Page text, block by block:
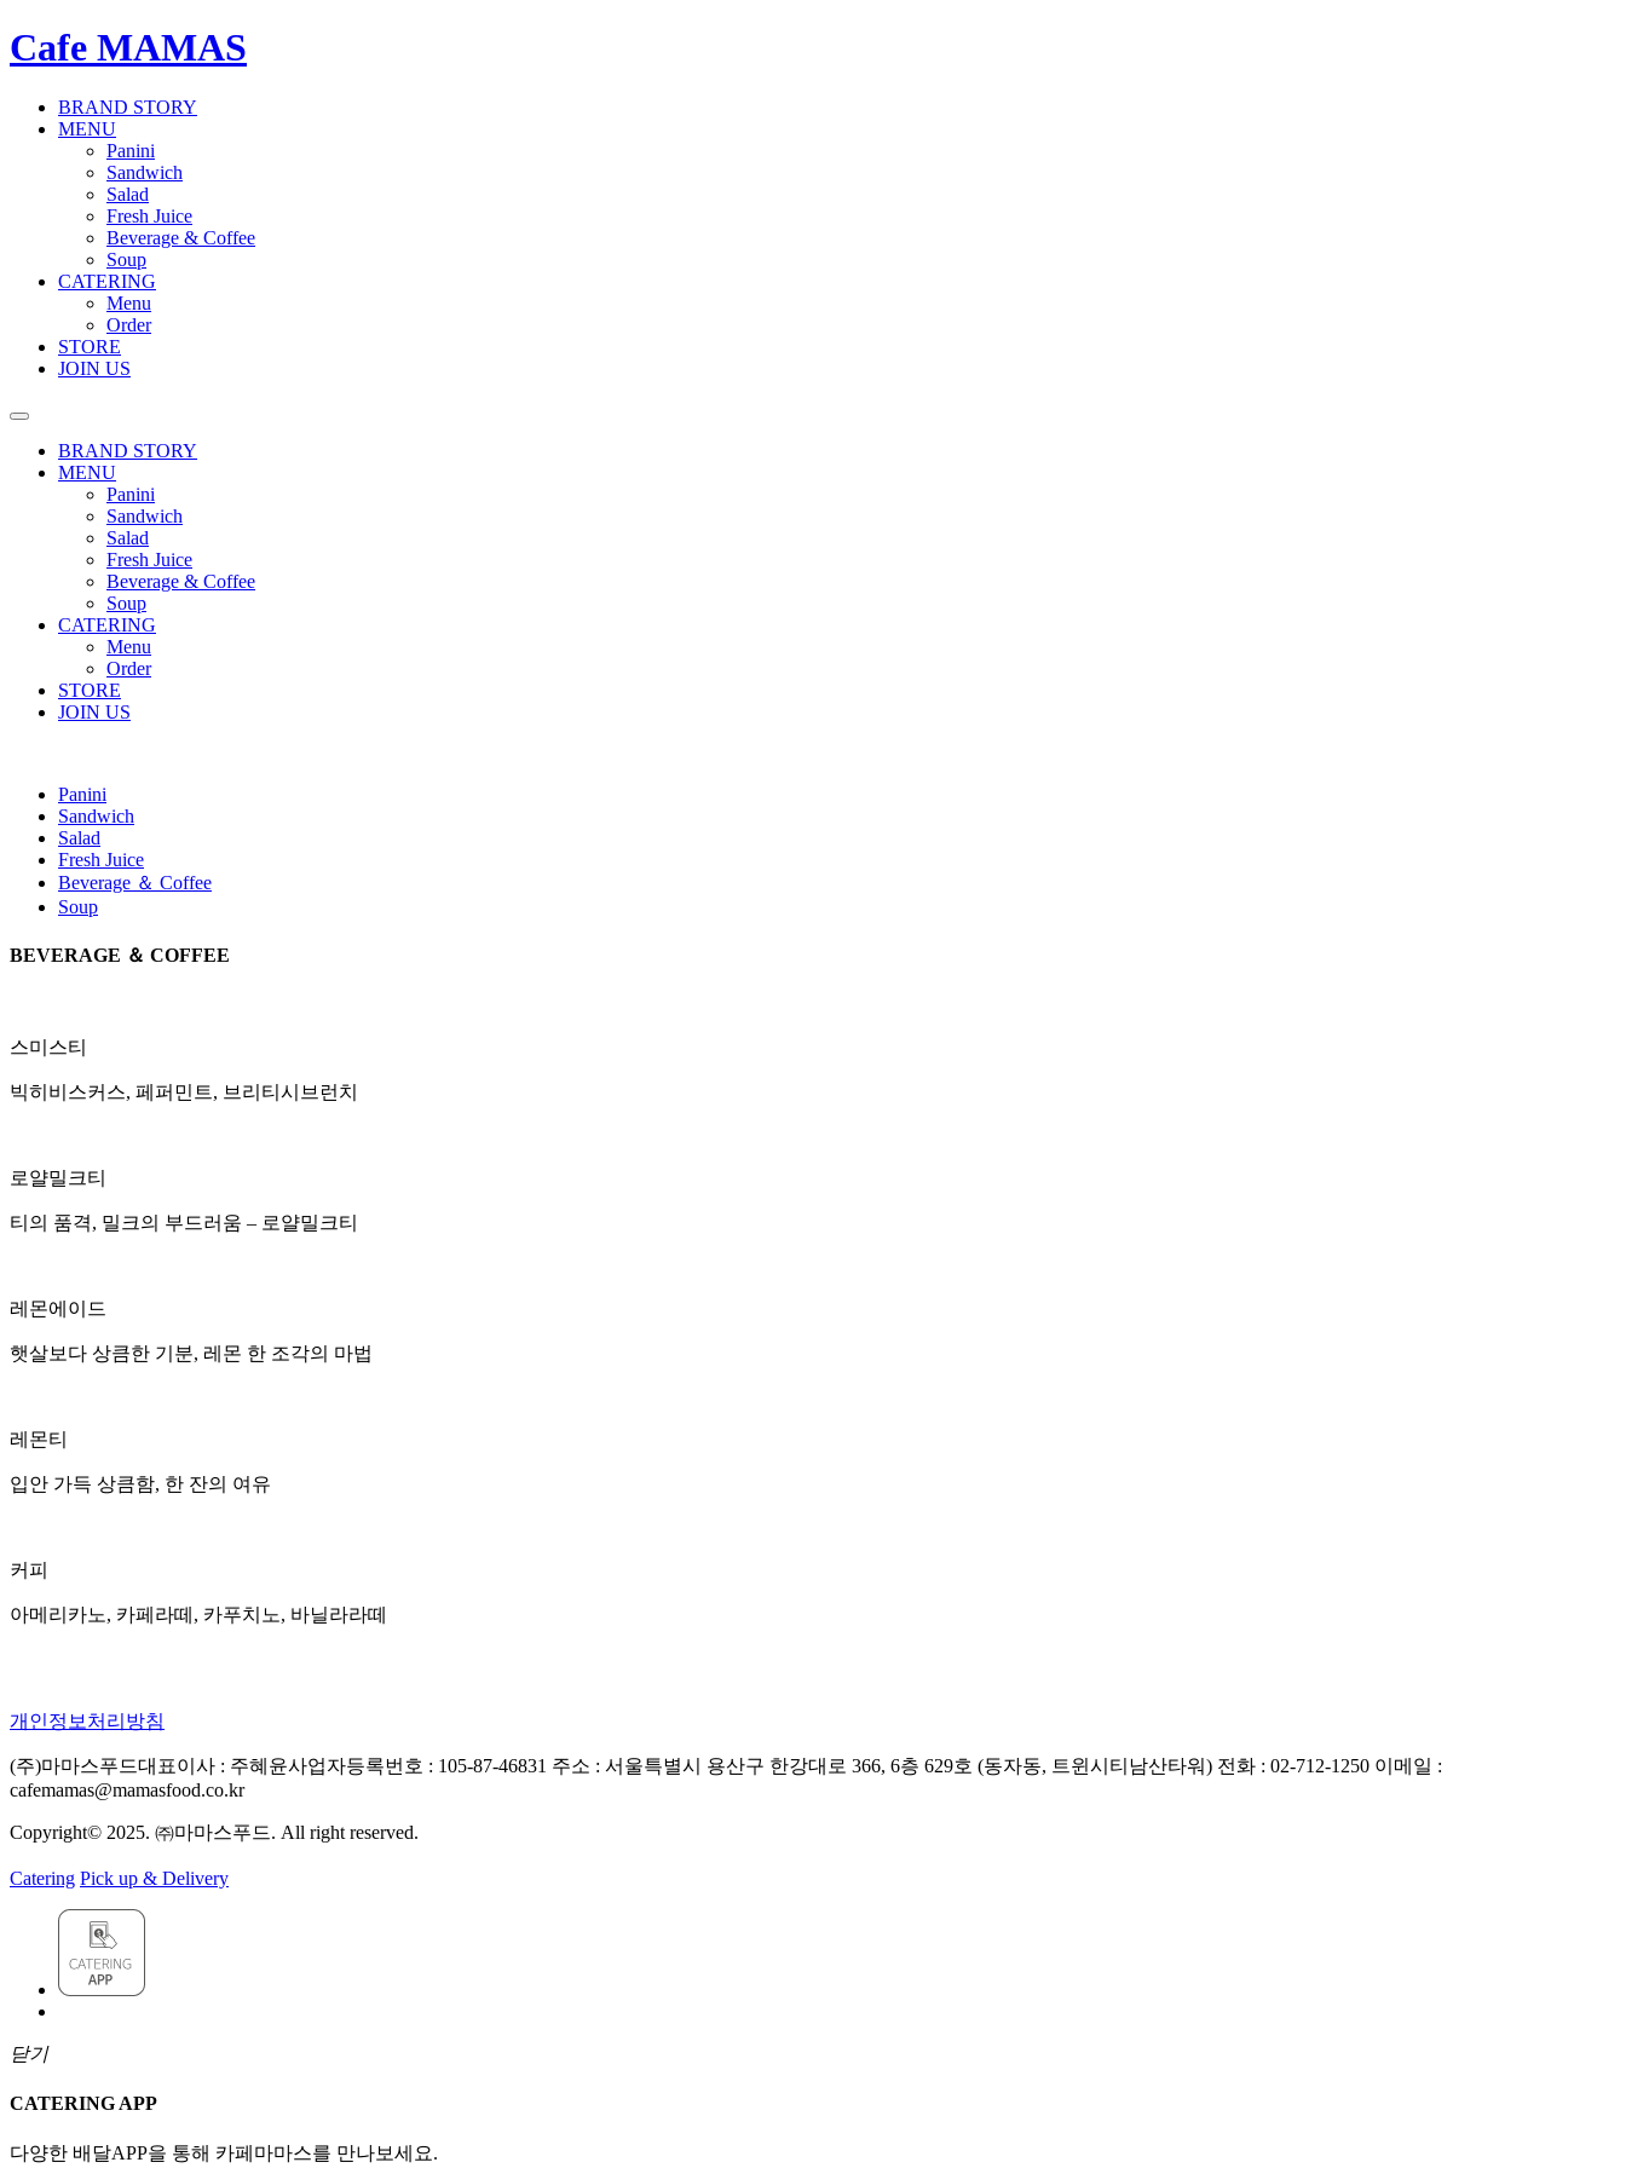
Cafe MAMAS
BRAND STORY
MENU
Panini
Sandwich
Salad
Fresh Juice
Beverage & Coffee
Soup
CATERING
Menu
Order
STORE
JOIN US
BRAND STORY
MENU
Panini
Sandwich
Salad
Fresh Juice
Beverage & Coffee
Soup
CATERING
Menu
Order
STORE
JOIN US
Panini
Sandwich
Salad
Fresh Juice
Beverage ＆ Coffee
Soup
BEVERAGE ＆ COFFEE
스미스티
빅히비스커스, 페퍼민트, 브리티시브런치
로얄밀크티
티의 품격, 밀크의 부드러움 – 로얄밀크티
레몬에이드
햇살보다 상큼한 기분, 레몬 한 조각의 마법
레몬티
입안 가득 상큼함, 한 잔의 여유
커피
아메리카노, 카페라떼, 카푸치노, 바닐라라떼
개인정보처리방침
(주)마마스푸드대표이사 : 주혜윤사업자등록번호 : 105-87-46831 주소 : 서울특별시 용산구 한강대로 366, 6층 629호 (동자동, 트윈시티남산타워) 전화 : 02-712-1250 이메일 :
cafemamas@mamasfood.co.kr
Copyright© 2025. ㈜마마스푸드. All right reserved.
Catering Pick up & Delivery
닫기
CATERING APP
다양한 배달APP을 통해 카페마마스를 만나보세요.